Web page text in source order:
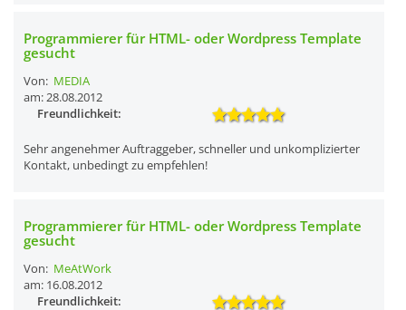
Programmierer für HTML- oder Wordpress Template
gesucht
Von: MEDIA
am: 28.08.2012
Freundlichkeit:
Sehr angenehmer Auftraggeber, schneller und unkomplizierter
Kontakt, unbedingt zu empfehlen!
Programmierer für HTML- oder Wordpress Template
gesucht
Von: MeAtWork
am: 16.08.2012
Freundlichkeit: